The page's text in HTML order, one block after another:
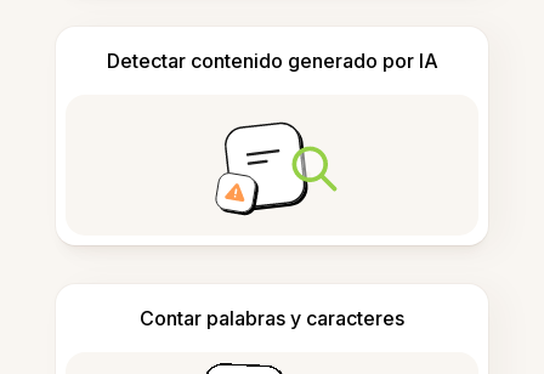
Detectar contenido generado por IA
Contar palabras y caracteres